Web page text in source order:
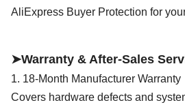
AliExpress Buyer Protection for
➤Warranty & After-Sales
1. 18-Month Manufacturer Warranty
Covers hardware defects and